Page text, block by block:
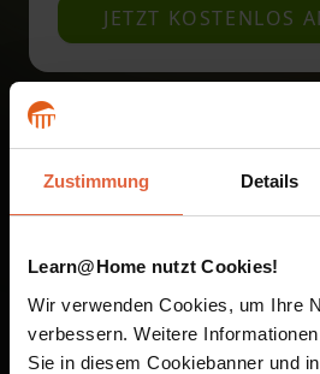
Zustimmung Details
Learn@Home nutzt Cookies!
Wir verwenden Cookies, um Ihre
verbessern. Weitere
Sie in diesem Cookiebanner und
JETZT KOSTENLOS
Unsere
auf dem
im Browser